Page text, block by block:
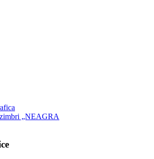
„NEAGRA